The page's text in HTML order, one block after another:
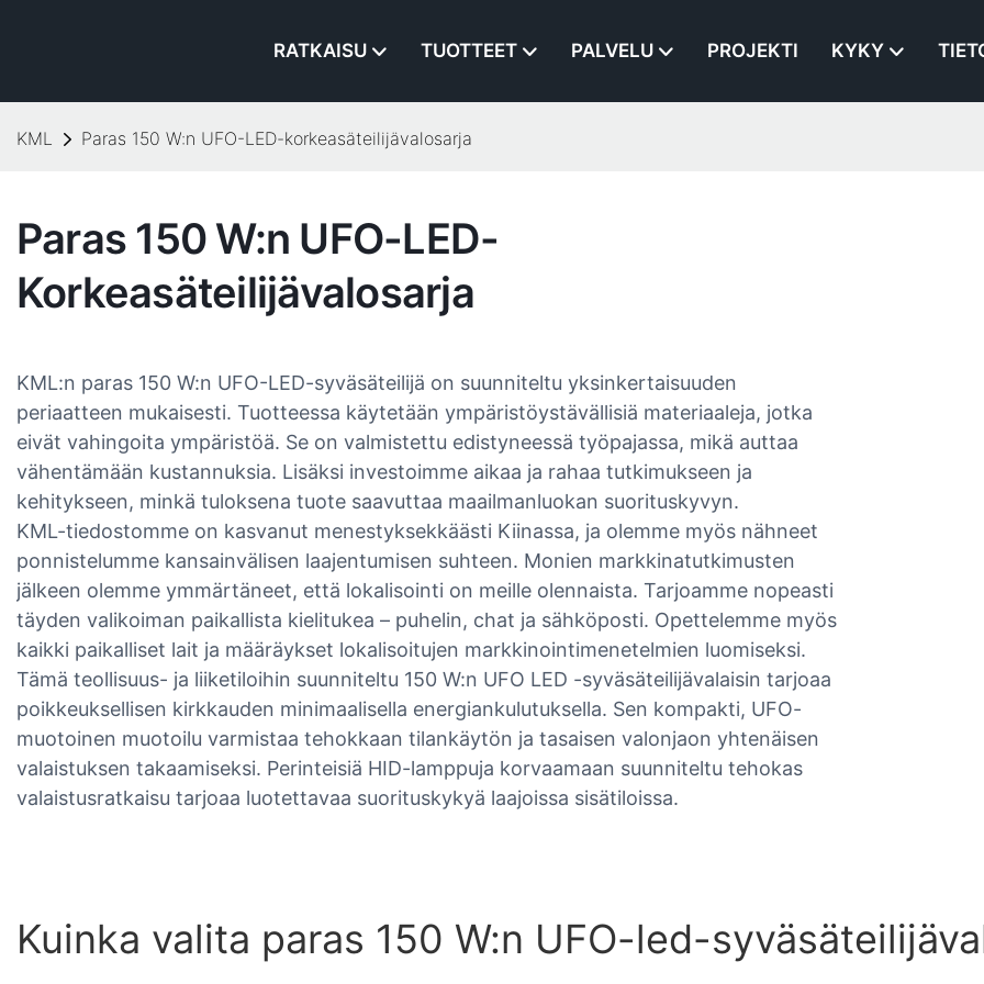
RATKAISU TUOTTEET PALVELU PROJEKTI KYKY
KML Paras 150 W:n UFO-LED-korkeasäteilijävalosarja
Paras 150 W:n UFO-LED-
Korkeasäteilijävalosarja
KML:n paras 150 W:n UFO-LED-syväsäteilijä on suunniteltu yksinkertaisuuden
periaatteen mukaisesti. Tuotteessa käytetään ympäristöystävällisiä materiaaleja, jotka
eivät vahingoita ympäristöä. Se on valmistettu edistyneessä työpajassa, mikä auttaa
vähentämään kustannuksia. Lisäksi investoimme aikaa ja rahaa tutkimukseen ja
kehitykseen, minkä tuloksena tuote saavuttaa maailmanluokan suorituskyvyn.
KML-tiedostomme on kasvanut menestyksekkäästi Kiinassa, ja olemme myös nähneet
ponnistelumme kansainvälisen laajentumisen suhteen. Monien markkinatutkimusten
jälkeen olemme ymmärtäneet, että lokalisointi on meille olennaista. Tarjoamme nopeasti
täyden valikoiman paikallista kielitukea – puhelin, chat ja sähköposti. Opettelemme myös
kaikki paikalliset lait ja määräykset lokalisoitujen markkinointimenetelmien luomiseksi.
Tämä teollisuus- ja liiketiloihin suunniteltu 150 W:n UFO LED -syväsäteilijävalaisin tarjoaa
poikkeuksellisen kirkkauden minimaalisella energiankulutuksella. Sen kompakti, UFO-
muotoinen muotoilu varmistaa tehokkaan tilankäytön ja tasaisen valonjaon yhtenäisen
valaistuksen takaamiseksi. Perinteisiä HID-lamppuja korvaamaan suunniteltu tehokas
valaistusratkaisu tarjoaa luotettavaa suorituskykyä laajoissa sisätiloissa.
Kuinka valita paras 150 W:n UFO-led-